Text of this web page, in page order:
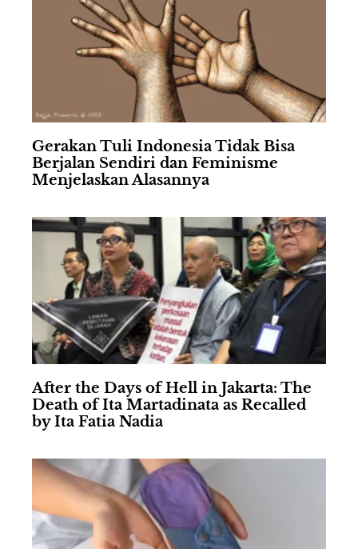
Gerakan Tuli Indonesia Tidak Bisa
Berjalan Sendiri dan Feminisme
Menjelaskan Alasannya
After the Days of Hell in Jakarta: The
Death of Ita Martadinata as Recalled
by Ita Fatia Nadia